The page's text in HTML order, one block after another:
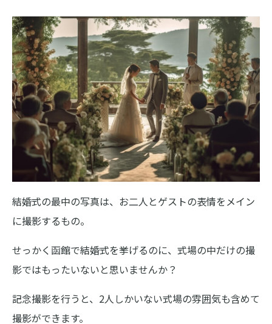
結婚式の最中の写真は、お二人とゲストの表情をメイン
に撮影するもの。
せっかく函館で結婚式を挙げるのに、式場の中だけの撮
影ではもったいないと思いませんか？
記念撮影を行うと、2人しかいない式場の雰囲気も含めて
撮影ができます。